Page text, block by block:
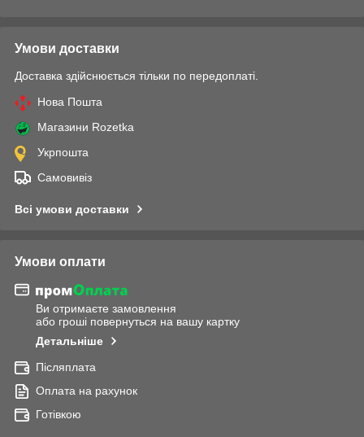
Умови доставки
Доставка здійснюється тільки по передоплаті.
Нова Пошта
Магазини Rozetka
Укрпошта
Самовивіз
Всі умови доставки
Умови оплати
Ви отримаєте замовлення
або гроші повернуться на вашу картку
Детальніше
Післяплата
Оплата на рахунок
Готівкою